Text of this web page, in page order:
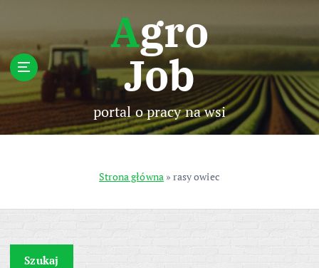
p
t
c
n
Agro
Job
portal o pracy na wsi
Strona główna»rasy owiec
Szukaj